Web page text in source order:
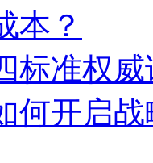
本？
标准权
何开启